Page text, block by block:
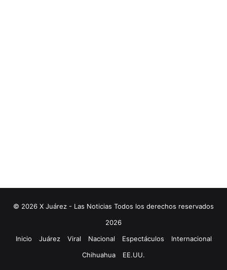
© 2026 X Juárez - Las Noticias Todos los derechos reservados
2026
Inicio
Juárez Viral Nacional Espectáculos
Internacional
Chihuahua
EE.UU.